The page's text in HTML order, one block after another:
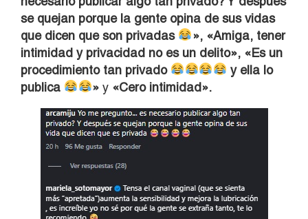
se quejan porque la gente opina de sus vidas
que dicen que son privadas
», «Amiga, tener
intimidad y privacidad no es un delito», «Es un
procedimiento tan privado
y ella lo
publica
» y «Cero intimidad».